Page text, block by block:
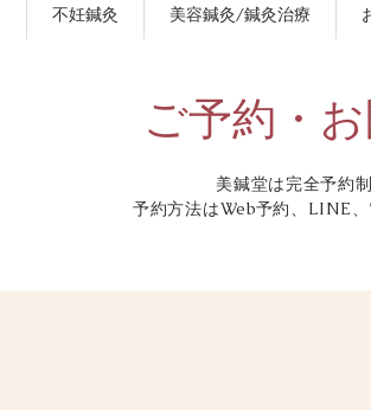
不妊鍼灸 美容鍼灸/鍼灸治療
ご予約・
美鍼堂は完全予約制
予約方法はWeb予約、LINE、